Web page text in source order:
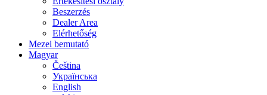
Beszerzés
Dealer Area
Elérhetőség
Mezei bemutató
Magyar
Čeština
Українська
English